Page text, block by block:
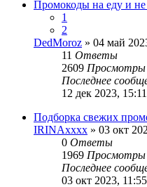
Промокоды на еду и не
1
2
DedMoroz » 04 май
11 Ответы
2609 Просмотры
Последнее
12 дек 2023, 15:11
Подборка свежих
IRINAxxxx » 03 окт
0 Ответы
1969 Просмотры
Последнее
03 окт 2023, 11:55